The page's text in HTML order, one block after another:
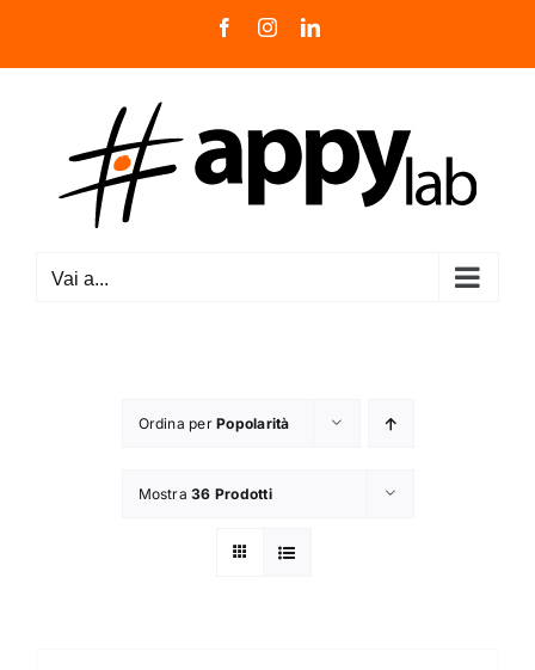
FacebookInstagramLinkedIn
Vai a...
Ordina perPopolarità
Mostra36 Prodotti